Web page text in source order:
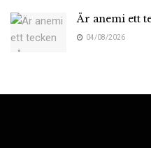
Är anemi ett
04/08/2026